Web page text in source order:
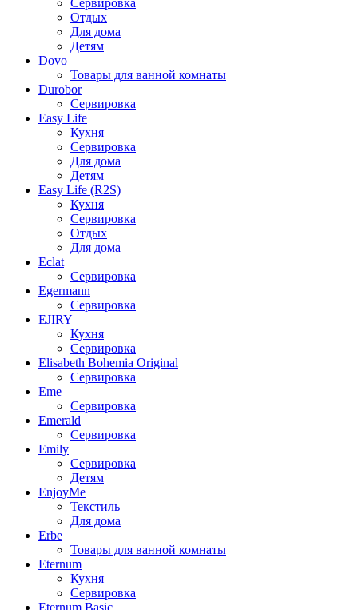
Сервировка
Отдых
Для дома
Детям
Dovo
Товары для ванной комнаты
Durobor
Сервировка
Easy Life
Кухня
Сервировка
Для дома
Детям
Easy Life (R2S)
Кухня
Сервировка
Отдых
Для дома
Eclat
Сервировка
Egermann
Сервировка
EJIRY
Кухня
Сервировка
Elisabeth Bohemia Original
Сервировка
Eme
Сервировка
Emerald
Сервировка
Emily
Сервировка
Детям
EnjoyMe
Текстиль
Для дома
Erbe
Товары для ванной комнаты
Eternum
Кухня
Сервировка